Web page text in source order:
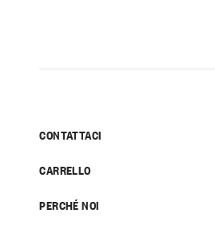
CONTATTACI
CARRELLO
PERCHÉ NOI